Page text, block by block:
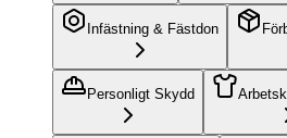
Infästning & Fästdon
Personligt Skydd